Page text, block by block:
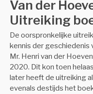
Van der
Uitreiking
De oorspronkelijke
kennis der geschiedenis
Mr. Henri van der
2020. Dit kon toen
later heeft de uitreiking
evenals destijds het